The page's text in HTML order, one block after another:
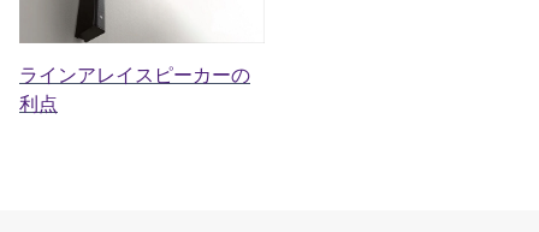
ラインアレイスピーカーの
利点